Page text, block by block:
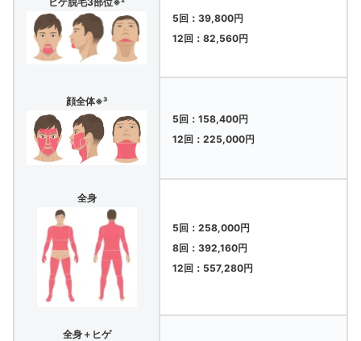
5回：39,800円
12回：82,560円
顔全体※³
5回：158,400円
12回：225,000円
全身
5回：258,000円
8回：392,160円
12回：557,280円
全身＋ヒゲ